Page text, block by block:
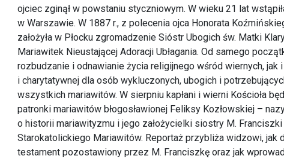
ojciec zginął w powstaniu styczniowym. W wieku 21 lat
w Warszawie. W 1887 r., z polecenia ojca Honorata
założyła w Płocku zgromadzenie Sióstr Ubogich św. Matki
Mariawitek Nieustającej Adoracji Ubłagania. Od samego
rozbudzanie i odnawianie życia religijnego wśród wiernych,
i charytatywnej dla osób wykluczonych, ubogich i
wszystkich mariawitów. W sierpniu kapłani i wierni Kościoła
patronki mariawitów błogosławionej Feliksy Kozłowskiej –
o historii mariawityzmu i jego założycielki siostry M. Franciszki
Starokatolickiego Mariawitów. Reportaż przybliża widzowi, jak
testament pozostawiony przez M. Franciszkę oraz jak